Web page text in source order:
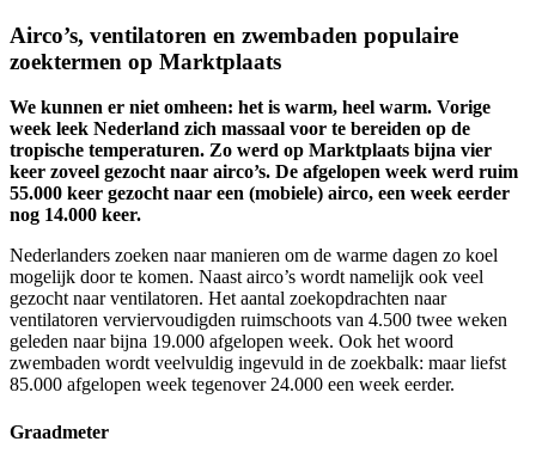
Airco’s, ventilatoren en zwembaden populaire
zoektermen op Marktplaats
We kunnen er niet omheen: het is warm, heel warm. Vorige
week leek Nederland zich massaal voor te bereiden op de
tropische temperaturen. Zo werd op Marktplaats bijna vier
keer zoveel gezocht naar airco’s. De afgelopen week werd ruim
55.000 keer gezocht naar een (mobiele) airco, een week eerder
nog 14.000 keer.
Nederlanders zoeken naar manieren om de warme dagen zo koel
mogelijk door te komen. Naast airco’s wordt namelijk ook veel
gezocht naar ventilatoren. Het aantal zoekopdrachten naar
ventilatoren verviervoudigden ruimschoots van 4.500 twee weken
geleden naar bijna 19.000 afgelopen week. Ook het woord
zwembaden wordt veelvuldig ingevuld in de zoekbalk: maar liefst
85.000 afgelopen week tegenover 24.000 een week eerder.
Graadmeter